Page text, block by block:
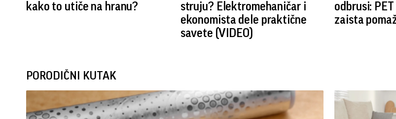
kako to utiče na hranu?
struju? Elektromehaničar i
ekonomista dele praktične
savete (VIDEO)
odbrusi:
zaista
PORODIČNI KUTAK